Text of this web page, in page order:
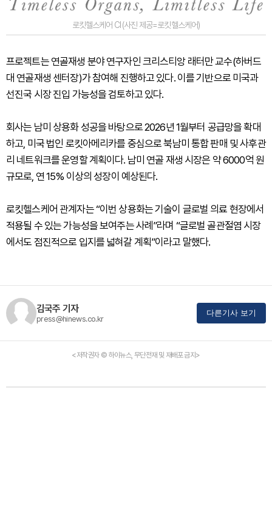
로킷헬스케어 CI (사진 제공=로킷헬스케어)
프로젝트는 연골재생 분야 연구자인 크리스티앙 래터만 교수(하버드
대 연골재생 센터장)가 참여해 진행하고 있다. 이를 기반으로 미국과
선진국 시장 진입 가능성을 검토하고 있다.
회사는 남미 상용화 성공을 바탕으로 2026년 1월부터 공급망을 확대
하고, 미국 법인 로킷아메리카를 중심으로 북남미 통합 판매 및 사후관
리 네트워크를 운영할 계획이다. 남미 연골 재생 시장은 약 6000억 원
규모로, 연 15% 이상의 성장이 예상된다.
로킷헬스케어 관계자는 “이번 상용화는 기술이 글로벌 의료 현장에서
적용될 수 있는 가능성을 보여주는 사례”라며 “글로벌 골관절염 시장
에서도 점진적으로 입지를 넓혀갈 계획”이라고 말했다.
김국주 기자
press@hinews.co.kr
다른기사 보기
<저작권자 © 하이뉴스, 무단전재 및 재배포 금지>